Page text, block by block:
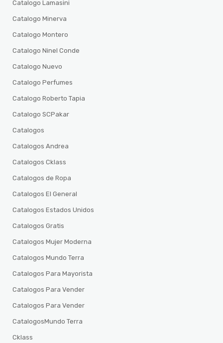
Catalogo Lamasini
Catalogo Minerva
Catalogo Montero
Catalogo Ninel Conde
Catalogo Nuevo
Catalogo Perfumes
Catalogo Roberto Tapia
Catalogo SCPakar
Catalogos
Catalogos Andrea
Catalogos Cklass
Catalogos de Ropa
Catalogos El General
Catalogos Estados Unidos
Catalogos Gratis
Catalogos Mujer Moderna
Catalogos Mundo Terra
Catalogos Para Mayorista
Catalogos Para Vender
Catalogos Para Vender
CatalogosMundo Terra
Cklass